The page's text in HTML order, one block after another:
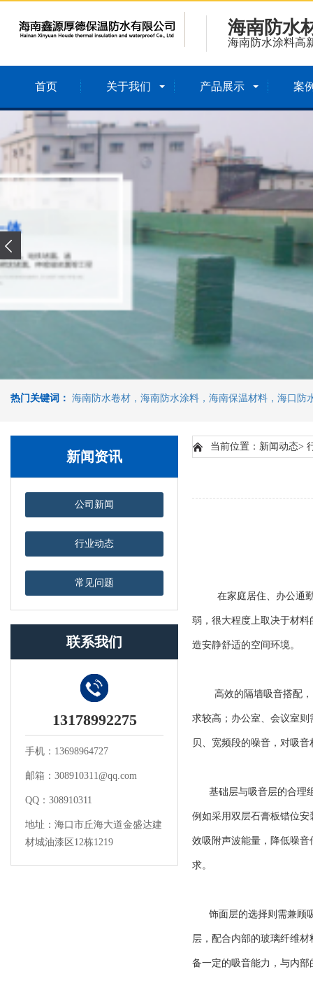
海南防水
海南防水涂料高
首页 关于我们 产品展示 案
热门关键词： 海南防水卷材，海南防水涂料，海南保温材料，海口防
新闻资讯
公司新闻
行业动态
常见问题
联系我们
13178992275
手机：13698964727
邮箱：308910311@qq.com
QQ：308910311
地址：海口市丘海大道金盛达建
材城油漆区12栋1219
当前位置：新闻动态>
在家庭居住、办公通勤、
弱，很大程度上取决于材
造安静舒适的空间环境。
高效的隔墙吸音搭配，需
求较高；办公室、会议室
贝、宽频段的噪音，对吸
基础层与吸音层的合理组
例如采用双层石膏板错位
效吸附声波能量，降低噪
求。
饰面层的选择则需兼顾吸
层，配合内部的玻璃纤维
备一定的吸音能力，与内